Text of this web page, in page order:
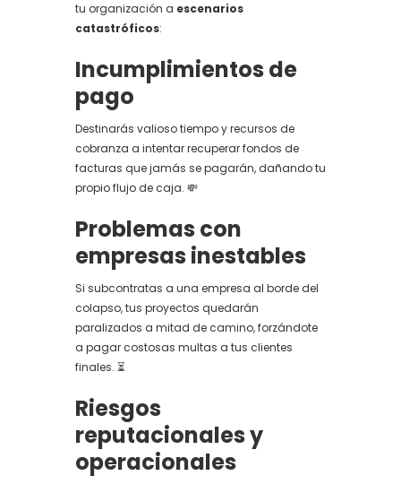
tu organización a escenarios
catastróficos:
Incumplimientos de
pago
Destinarás valioso tiempo y recursos de
cobranza a intentar recuperar fondos de
facturas que jamás se pagarán, dañando tu
propio flujo de caja. 💸
Problemas con
empresas inestables
Si subcontratas a una empresa al borde del
colapso, tus proyectos quedarán
paralizados a mitad de camino, forzándote
a pagar costosas multas a tus clientes
finales. ⏳
Riesgos
reputacionales y
operacionales